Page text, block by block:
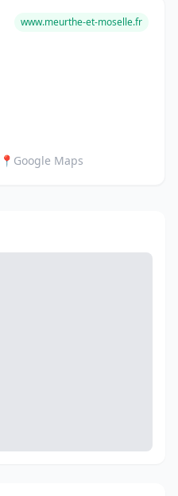
www.meurthe-et-moselle.fr
📍 Google Maps